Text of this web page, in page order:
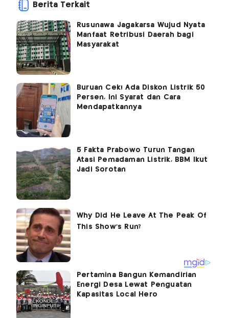
Berita Terkait
Rusunawa Jagakarsa Wujud Nyata
Manfaat Retribusi Daerah bagi
Masyarakat
Buruan Cek! Ada Diskon Listrik 50
Persen, Ini Syarat dan Cara
Mendapatkannya
5 Fakta Prabowo Turun Tangan
Atasi Pemadaman Listrik, BBM Ikut
Jadi Sorotan
Pertamina Bangun Kemandirian
Energi Desa Lewat Penguatan
Kapasitas Local Hero